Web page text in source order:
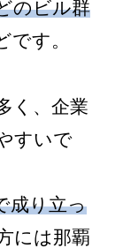
のビル群
です。
く、企業
すいで
成り立っ
には那覇